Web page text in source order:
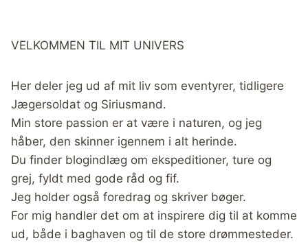
VELKOMMEN TIL MIT UNIVERS
Her deler jeg ud af mit liv som eventyrer, tidligere
Jægersoldat og Siriusmand.
Min store passion er at være i naturen, og jeg
håber, den skinner igennem i alt herinde.
Du finder blogindlæg om ekspeditioner, ture og
grej, fyldt med gode råd og fif.
Jeg holder også foredrag og skriver bøger.
For mig handler det om at inspirere dig til at komme
ud, både i baghaven og til de store drømmesteder.